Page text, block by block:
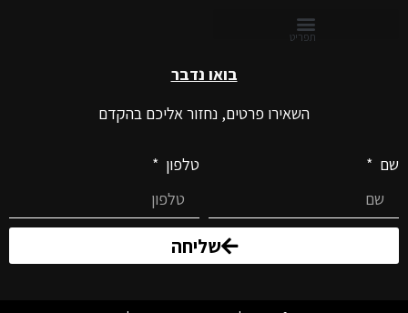
בואו נדבר
השאירו פרטים, נחזור אליכם בהקדם
שם טלפון
שליחה